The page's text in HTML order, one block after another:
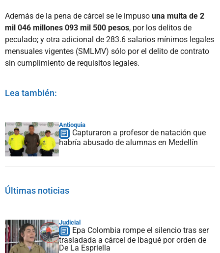
Además de la pena de cárcel se le impuso una multa de 2
mil 046 millones 093 mil 500 pesos, por los delitos de
peculado; y otra adicional de 283.6 salarios mínimos legales
mensuales vigentes (SMLMV) sólo por el delito de contrato
sin cumplimiento de requisitos legales.
Lea también:
Antioquia
Capturaron a profesor de natación que
habría abusado de alumnas en Medellín
Últimas noticias
Judicial
Epa Colombia rompe el silencio tras ser
trasladada a cárcel de Ibagué por orden de
De La Espriella